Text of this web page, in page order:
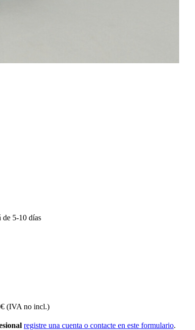
de 5-10 días
(IVA no incl.)
registre una cuenta o contacte en este formulario.